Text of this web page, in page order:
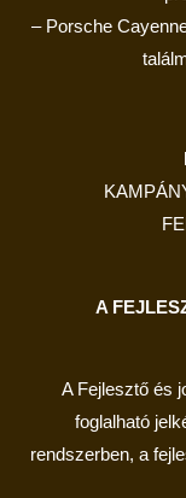
– Porsche
A
A Fejlesztő és
foglalható
rendszerben, a